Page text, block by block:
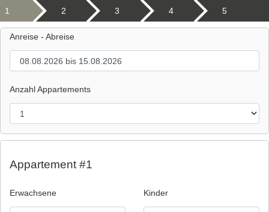
1 2 3 4 5
Anreise - Abreise
Anzahl Appartements
Appartement #1
Erwachsene Kinder